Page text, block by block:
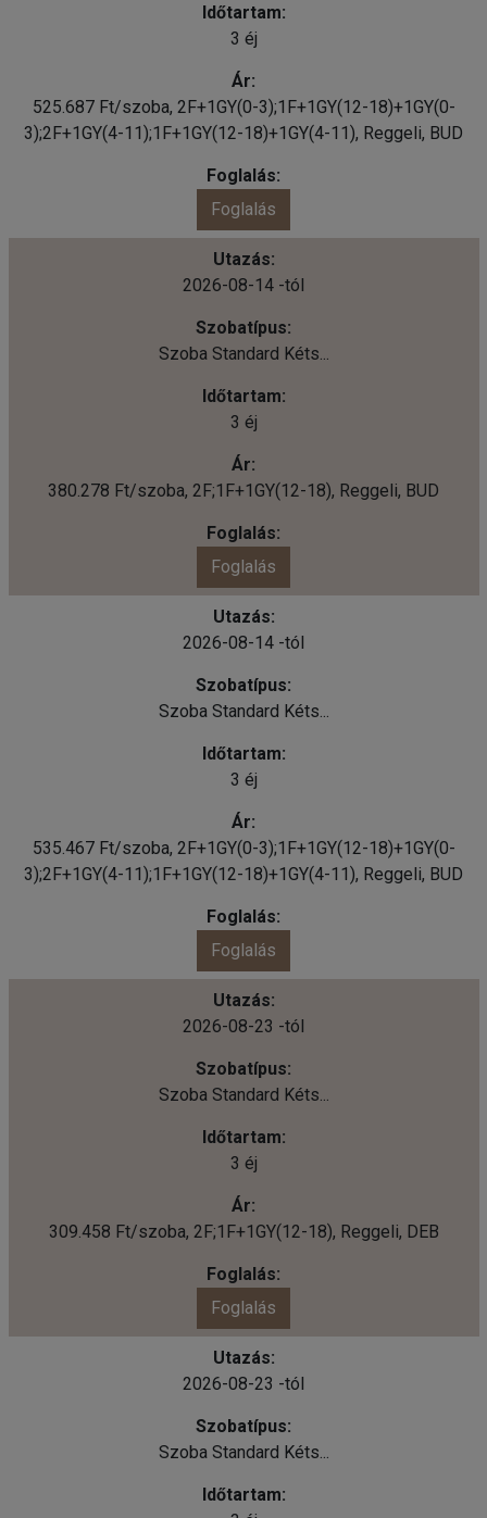
3 éj
525.687 Ft/szoba, 2F+1GY(0-3);1F+1GY(12-18)+1GY(0-
3);2F+1GY(4-11);1F+1GY(12-18)+1GY(4-11), Reggeli, BUD
Foglalás
2026-08-14 -tól
Szoba Standard Kéts...
3 éj
380.278 Ft/szoba, 2F;1F+1GY(12-18), Reggeli, BUD
Foglalás
2026-08-14 -tól
Szoba Standard Kéts...
3 éj
535.467 Ft/szoba, 2F+1GY(0-3);1F+1GY(12-18)+1GY(0-
3);2F+1GY(4-11);1F+1GY(12-18)+1GY(4-11), Reggeli, BUD
Foglalás
2026-08-23 -tól
Szoba Standard Kéts...
3 éj
309.458 Ft/szoba, 2F;1F+1GY(12-18), Reggeli, DEB
Foglalás
2026-08-23 -tól
Szoba Standard Kéts...